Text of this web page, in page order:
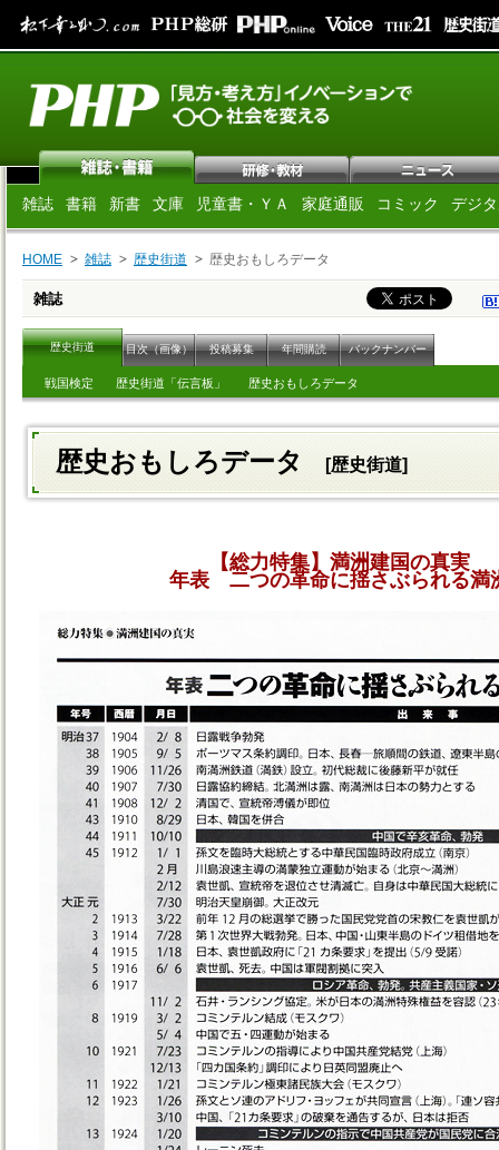
雑誌 書籍 新書 文庫 児童書・ＹＡ 家庭通販 コミック デジ
HOME 雑誌 歴史街道 歴史おもしろデータ
雑誌
歴史街道 目次（画像） 投稿募集 年間購読 バックナンバー
戦国検定 歴史街道「伝言板」 歴史おもしろデータ
歴史おもしろデータ [歴史街道]
【総力特集】満洲建国の真実
年表 二つの革命に揺さぶられる満